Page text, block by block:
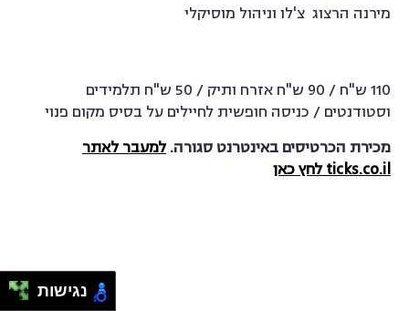
מירנה הרצוג צ'לו וניהול מוסיקלי
110 ש"ח / 90 ש"ח אזרח ותיק / 50 ש"ח תלמידים
וסטודנטים / כניסה חופשית לחיילים על בסיס מקום פנוי
מכירת הכרטיסים באינטרנט סגורה.למעבר לאתר
ticks.co.il לחץ כאן
נגישות